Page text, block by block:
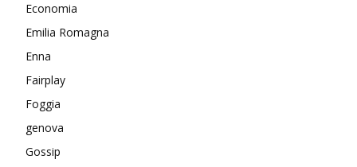
Economia
Emilia Romagna
Enna
Fairplay
Foggia
genova
Gossip